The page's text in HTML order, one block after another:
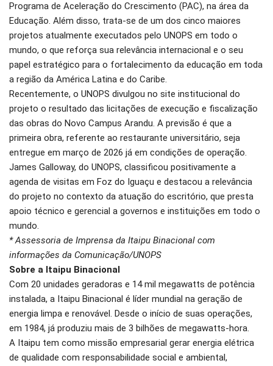
Programa de Aceleração do Crescimento (PAC), na área da
Educação. Além disso, trata-se de um dos cinco maiores
projetos atualmente executados pelo UNOPS em todo o
mundo, o que reforça sua relevância internacional e o seu
papel estratégico para o fortalecimento da educação em toda
a região da América Latina e do Caribe.
Recentemente, o UNOPS divulgou no site institucional do
projeto o resultado das licitações de execução e fiscalização
das obras do Novo Campus Arandu. A previsão é que a
primeira obra, referente ao restaurante universitário, seja
entregue em março de 2026 já em condições de operação.
James Galloway, do UNOPS, classificou positivamente a
agenda de visitas em Foz do Iguaçu e destacou a relevância
do projeto no contexto da atuação do escritório, que presta
apoio técnico e gerencial a governos e instituições em todo o
mundo.
* Assessoria de Imprensa da Itaipu Binacional com
informações da Comunicação/UNOPS
Sobre a Itaipu Binacional
Com 20 unidades geradoras e 14 mil megawatts de potência
instalada, a Itaipu Binacional é líder mundial na geração de
energia limpa e renovável. Desde o início de suas operações,
em 1984, já produziu mais de 3 bilhões de megawatts-hora.
A Itaipu tem como missão empresarial gerar energia elétrica
de qualidade com responsabilidade social e ambiental,